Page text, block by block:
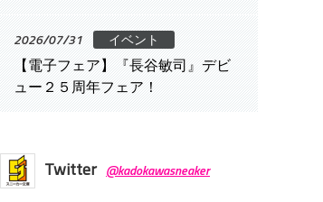
2026/07/31 イベント
【電子フェア】『長谷敏司』デビ
ュー２５周年フェア！
Twitter @kadokawasneaker